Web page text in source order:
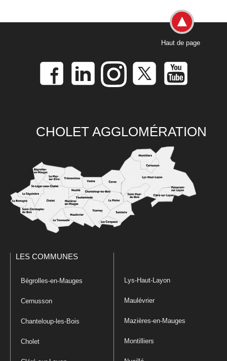
Haut de page
CHOLET AGGLOMÉRATION
LES COMMUNES
Bégrolles-en-Mauges
Cernusson
Chanteloup-les-Bois
Cholet
Lys-Haut-Layon
Maulévrier
Mazières-en-Mauges
Montilliers